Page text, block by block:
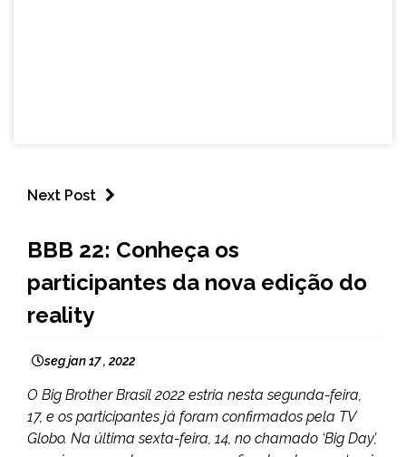
Next Post
BBB 22: Conheça os
participantes da nova edição do
reality
seg jan 17 , 2022
O Big Brother Brasil 2022 estria nesta segunda-feira,
17, e os participantes já foram confirmados pela TV
Globo. Na última sexta-feira, 14, no chamado ‘Big Day’,